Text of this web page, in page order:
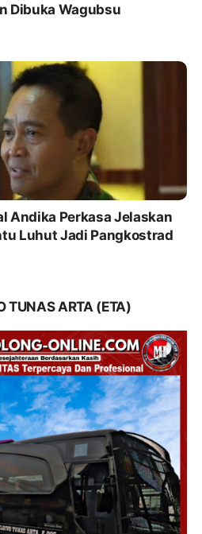
Dibuka Wagubsu
Andika Perkasa Jelaskan
Luhut Jadi Pangkostrad
TUNAS ARTA (ETA)